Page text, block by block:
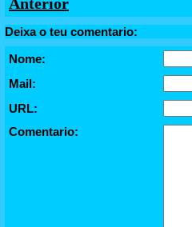
Deixa o teu comentario:
Nome:
Mail:
URL:
Comentario: